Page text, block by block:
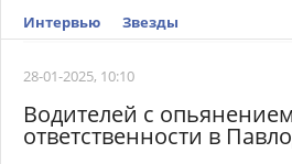
Интервью
Звезды
28-01-2025, 10:10
Водителей с
ответственности в